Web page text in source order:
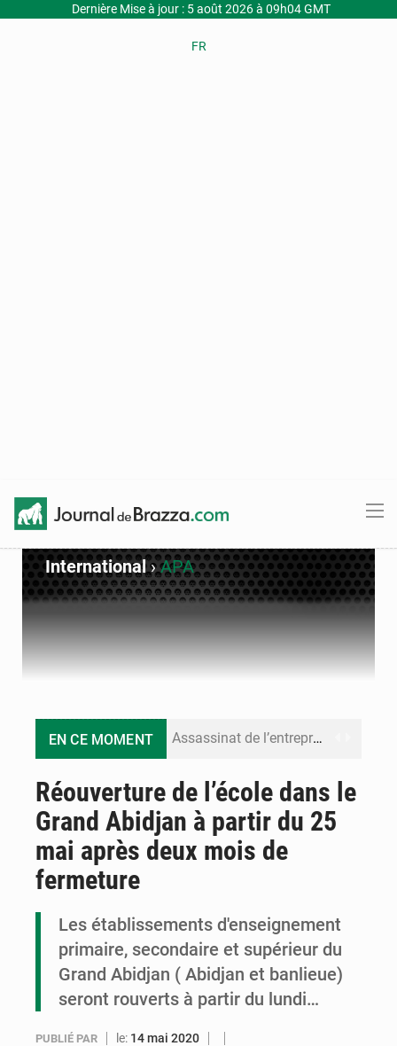
Dernière Mise à jour : 5 août 2026 à 09h04 GMT
FR
International›APA
EN CE MOMENT Assassinat de l’entrepreneur sportif Vally Amisi : le principal suspect arrêté à Brazzaville
Congo : l’UDSN célèbre 393 nouveaux diplômés et mise sur l’excellence académique
Réouverture de l’école dans le
Grand Abidjan à partir du 25
mai après deux mois de
fermeture
Les établissements d'enseignement
primaire, secondaire et supérieur du
Grand Abidjan ( Abidjan et banlieue)
seront rouverts à partir du lundi…
PUBLIÉ PAR le: 14 mai 2020